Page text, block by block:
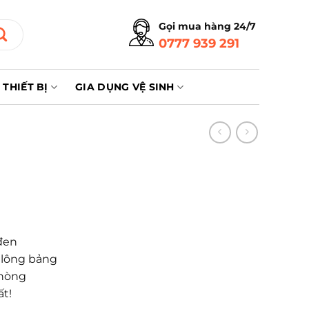
Gọi mua hàng 24/7
0777 939 291
THIẾT BỊ GIA DỤNG VỆ SINH
bảng